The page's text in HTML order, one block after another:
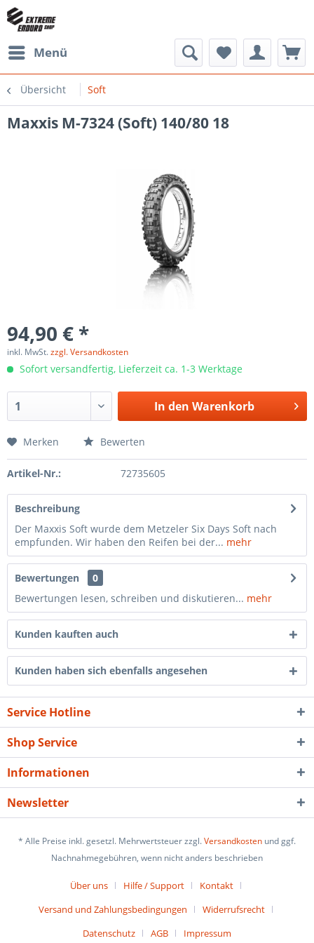
Menü
Übersicht Soft
Maxxis M-7324 (Soft) 140/80 18
94,90 € *
inkl. MwSt.zzgl. Versandkosten
Sofort versandfertig, Lieferzeit ca. 1-3 Werktage
In den Warenkorb
Merken Bewerten
Artikel-Nr.: 72735605
Beschreibung
Der Maxxis Soft wurde dem Metzeler Six Days Soft nach
empfunden. Wir haben den Reifen bei der... mehr
Bewertungen
0
Bewertungen lesen, schreiben und diskutieren... mehr
Kunden kauften auch
Kunden haben sich ebenfalls angesehen
Service Hotline
Shop Service
Informationen
Newsletter
* Alle Preise inkl. gesetzl. Mehrwertsteuer zzgl.Versandkosten und ggf.
Nachnahmegebühren, wenn nicht anders beschrieben
Über uns Hilfe / Support
Kontakt
Versand und Zahlungsbedingungen
Widerrufsrecht
Datenschutz
AGB Impressum